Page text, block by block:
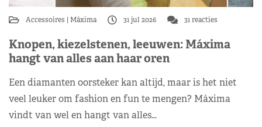
Accessoires Máxima 31 jul 2026 31 reacties
Knopen, kiezelstenen, leeuwen: Máxima
hangt van alles aan haar oren
Een diamanten oorsteker kan altijd, maar is het niet
veel leuker om fashion en fun te mengen? Máxima
vindt van wel en hangt van alles…